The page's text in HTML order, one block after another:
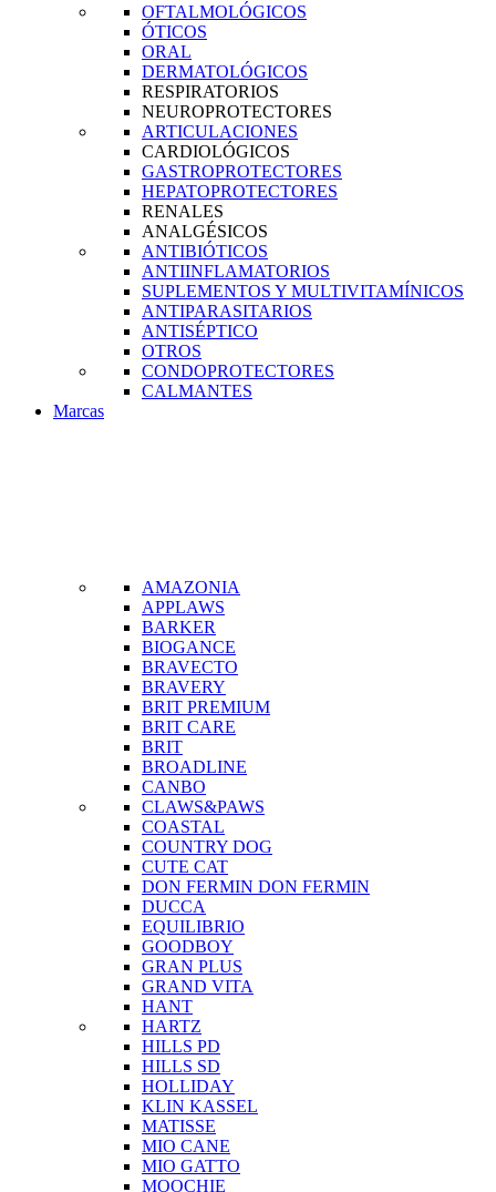
OFTALMOLÓGICOS
ÓTICOS
ORAL
DERMATOLÓGICOS
RESPIRATORIOS
NEUROPROTECTORES
ARTICULACIONES
CARDIOLÓGICOS
GASTROPROTECTORES
HEPATOPROTECTORES
RENALES
ANALGÉSICOS
ANTIBIÓTICOS
ANTIINFLAMATORIOS
SUPLEMENTOS Y MULTIVITAMÍNICOS
ANTIPARASITARIOS
ANTISÉPTICO
OTROS
CONDOPROTECTORES
CALMANTES
Marcas
AMAZONIA
APPLAWS
BARKER
BIOGANCE
BRAVECTO
BRAVERY
BRIT PREMIUM
BRIT CARE
BRIT
BROADLINE
CANBO
CLAWS&PAWS
COASTAL
COUNTRY DOG
CUTE CAT
DON FERMIN DON FERMIN
DUCCA
EQUILIBRIO
GOODBOY
GRAN PLUS
GRAND VITA
HANT
HARTZ
HILLS PD
HILLS SD
HOLLIDAY
KLIN KASSEL
MATISSE
MIO CANE
MIO GATTO
MOOCHIE